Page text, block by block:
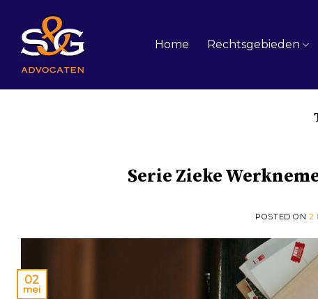
content
Home Rechtsgebieden
Serie Zieke
POSTED ON 2
02
mei